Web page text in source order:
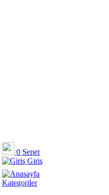
0 Sepet
Giriş
Kategoriler